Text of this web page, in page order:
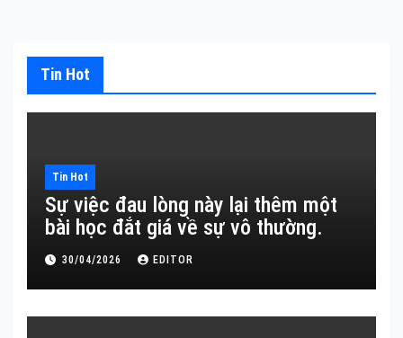
Tin Hot
Tin Hot
Sự việc đau lòng này lại thêm một
bài học đắt giá về sự vô thường.
30/04/2026 EDITOR